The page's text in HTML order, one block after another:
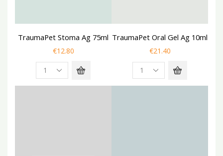
TraumaPet Stoma Ag 75ml
€12.80
TraumaPet Oral Gel Ag 10ml
€21.40